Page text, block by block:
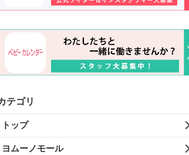
テゴリ
トップ
ヨムーノモール